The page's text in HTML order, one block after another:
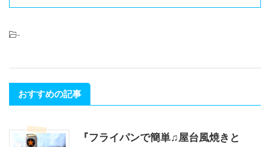
-
おすすめの記事
『フライパンで簡単♫屋台風焼きと